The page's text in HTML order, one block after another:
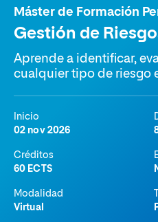
Máster de Formación
Gestión de
Aprende a identificar,
cualquier tipo de riesgo
Inicio
02 nov 2026
Créditos
60 ECTS
Modalidad
Virtual